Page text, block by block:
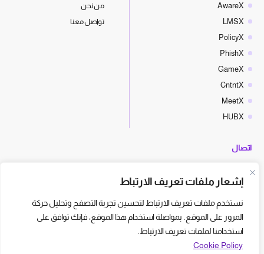
إشعار ملفات تعريف الارتباط
نستخدم ملفات تعريف الارتباط لتحسين تجربة التصفح وتحليل حركة
المرور على الموقع. بمواصلة استخدام هذا الموقع، فإنك توافق على
استخدامنا لملفات تعريف الارتباط.
Cookie Policy
AwareX
LMSX
PolicyX
PhishX
GameX
CntntX
MeetX
HUBX
من نحن
تواصل معنا
اتصال
hello@cyberx.world